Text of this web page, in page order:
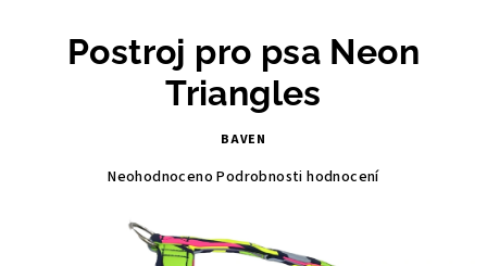
košík
Postroj pro psa Neon
Triangles
BAVEN
Průměrné
produktu
Neohodnoceno Podrobnosti hodnocení